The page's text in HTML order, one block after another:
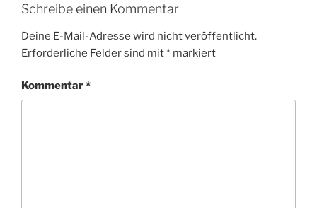
Schreibe einen Kommentar
Deine E-Mail-Adresse wird nicht veröffentlicht.
Erforderliche Felder sind mit* markiert
Kommentar*